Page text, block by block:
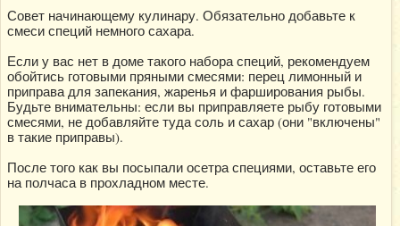
Совет начинающему кулинару. Обязательно добавьте к
смеси специй немного сахара.
Если у вас нет в доме такого набора специй, рекомендуем
обойтись готовыми пряными смесями: перец лимонный и
приправа для запекания, жаренья и фарширования рыбы.
Будьте внимательны: если вы приправляете рыбу готовыми
смесями, не добавляйте туда соль и сахар (они "включены"
в такие приправы).
После того как вы посыпали осетра специями, оставьте его
на полчаса в прохладном месте.